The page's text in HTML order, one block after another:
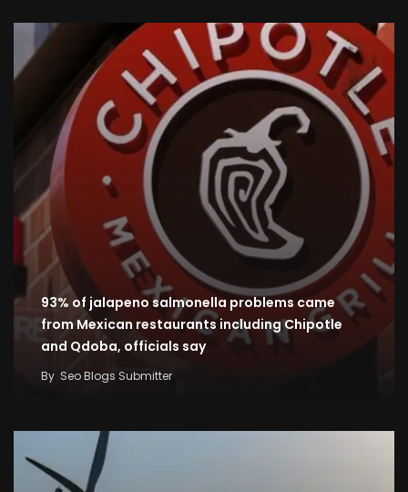
93% of jalapeno salmonella problems came
from Mexican restaurants including Chipotle
and Qdoba, officials say
By Seo Blogs Submitter